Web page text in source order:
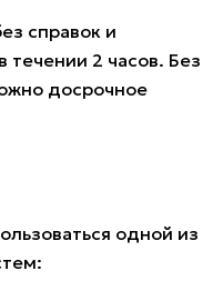
справок и
2 часов. Без
досрочное
одной из